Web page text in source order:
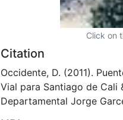
Click on
Citation
Occidente, D. (2011).
Vial para Santiago de Cali
Departamental Jorge